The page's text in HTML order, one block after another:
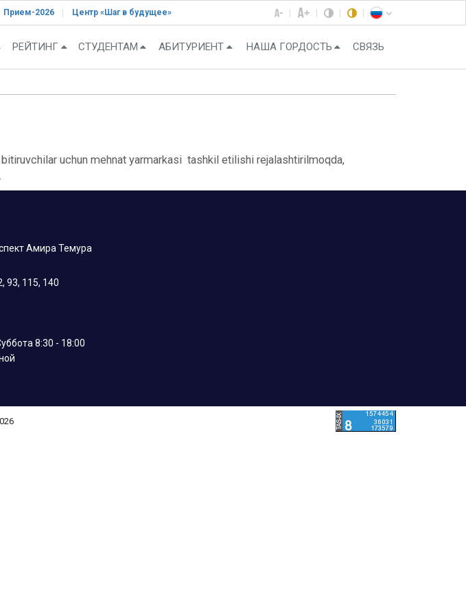
Прием-2026 Центр «Шаг в будущее»
РЕЙТИНГ СТУДЕНТАМ АБИТУРИЕНТ НАША ГОРДОСТЬ СВЯЗЬ
uchun mehnat yarmarkasi tashkil etilishi rejalashtirilmoqda,
Амира Темура
93, 115, 140
8:30 - 18:00